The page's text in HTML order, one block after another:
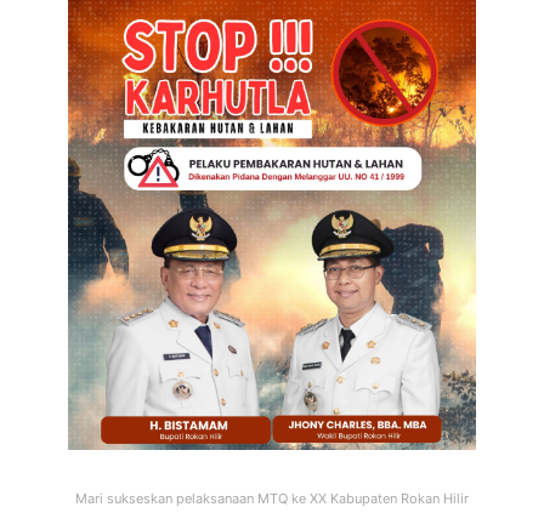
Mari sukseskan pelaksanaan MTQ ke XX Kabupaten Rokan Hilir